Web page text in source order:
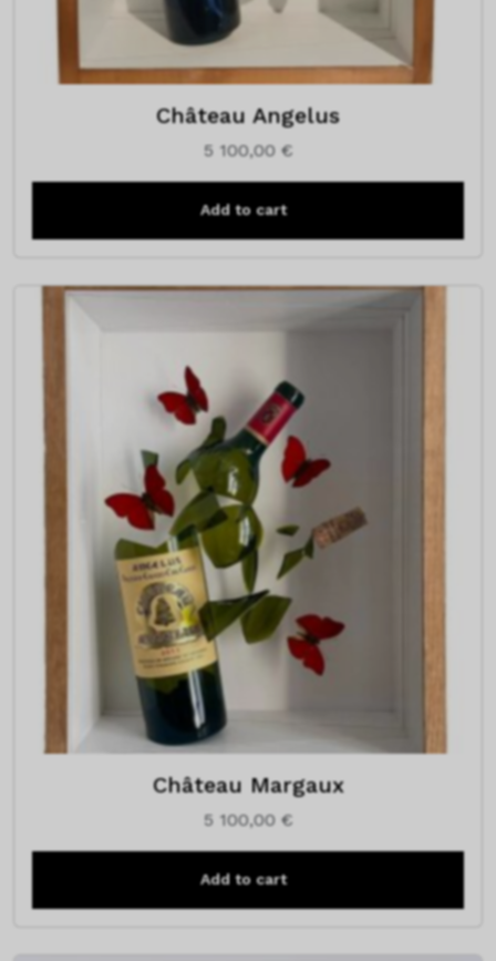
Château Angelus
5 100,00 €
Add to cart
Château Margaux
5 100,00 €
Add to cart